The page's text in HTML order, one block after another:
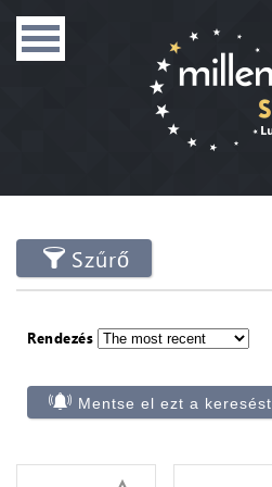
Szűrő
Rendezés
Mentse el ezt a keresést